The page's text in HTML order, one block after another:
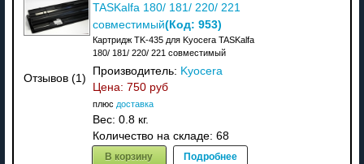
Отзывов (1)
TASKalfa 180/ 181/ 220/ 221
совместимый(Код: 953)
Картридж TK-435 для Kyocera TASKalfa
180/ 181/ 220/ 221 совместимый
Производитель: Kyocera
Цена: 750 руб
плюс доставка
Вес: 0.8 кг.
Количество на складе: 68
В корзину Подробнее